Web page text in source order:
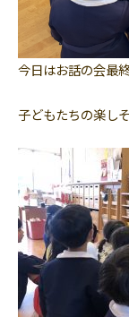
今日はお話の会最
子どもたちの楽し